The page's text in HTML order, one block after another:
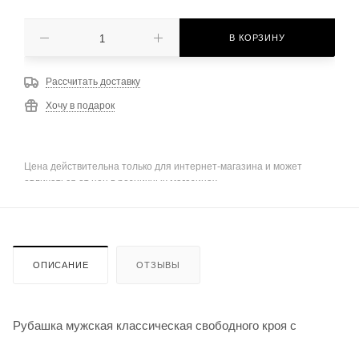
В КОРЗИНУ
Рассчитать доставку
Хочу в подарок
Цена действительна только для интернет-магазина и может
отличаться от цен в розничных магазинах
ОПИСАНИЕ ОТЗЫВЫ
Рубашка мужская классическая свободного кроя с